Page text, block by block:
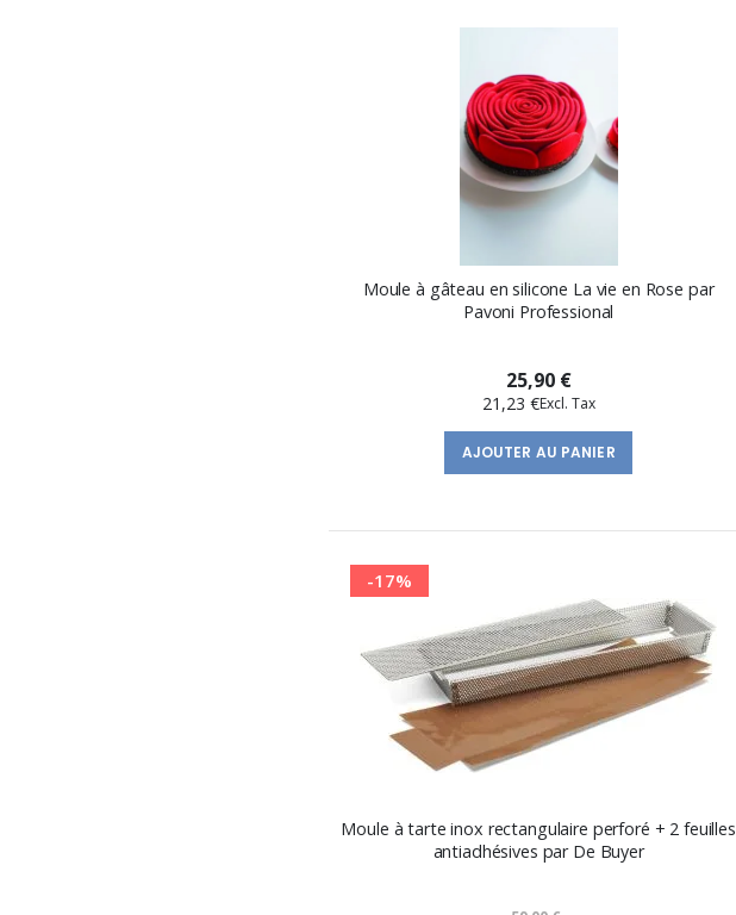
Moule à gâteau en silicone La vie en Rose par
Pavoni Professional
25,90 €
21,23 €
AJOUTER AU PANIER
-17%
Moule à tarte inox rectangulaire perforé + 2 feuilles
antiadhésives par De Buyer